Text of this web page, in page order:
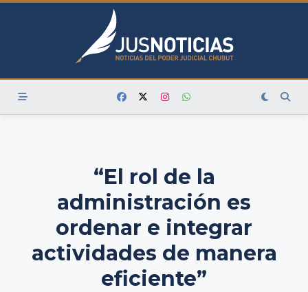
Skip
“El rol de la
administración es
ordenar e integrar
actividades de manera
eficiente”